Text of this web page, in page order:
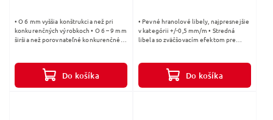
Do košíka
• O 6 mm vyššia konštrukcia než pri
konkurenčných výrobkoch • O 6 – 9 mm
širšia než porovnateľné konkurenčné
modelom...
Do košíka
• Pevné hranolové libely, najpresnejšie
v kategórii +/-0,5 mm/m • Stredná
libela so zväčšovacím efektom pre